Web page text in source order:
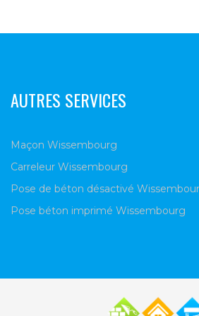
AUTRES SERVICES
Maçon Wissembourg
Carreleur Wissembourg
Pose de béton désactivé
Pose béton imprimé Wissembourg